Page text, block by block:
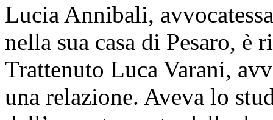
Lucia Annibali,
nella sua casa di Pesaro, è
Trattenuto Luca Varani,
una relazione. Aveva lo